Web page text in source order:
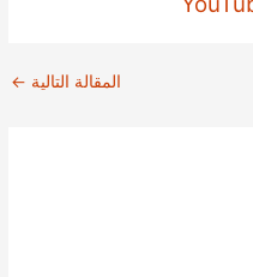
المقالة التالية ←